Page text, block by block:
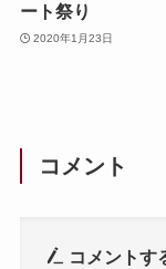
ート祭り
2020年1月23日
コメント
コメントす